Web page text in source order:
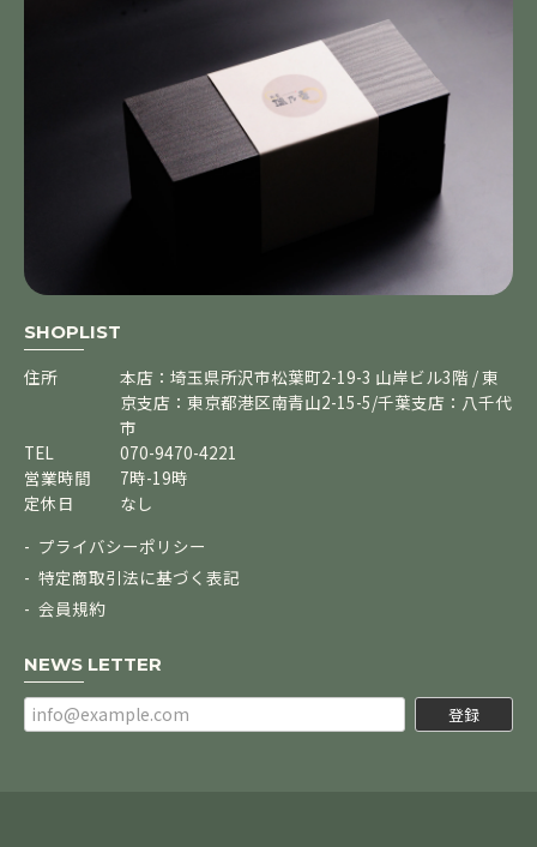
SHOPLIST
住所
本店：埼玉県所沢市松葉町2-19-3 山岸ビル3階 / 東
京支店：東京都港区南青山2-15-5/千葉支店：八千代
市
TEL
070-9470-4221
営業時間
7時-19時
定休日
なし
プライバシーポリシー
特定商取引法に基づく表記
会員規約
NEWS LETTER
登録